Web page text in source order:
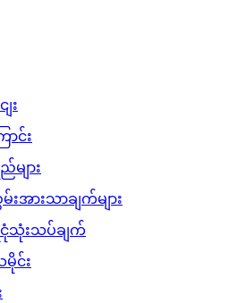
း
င်း
ျား
းအားသာချက်များ
သုံးသပ်ချက်
င်း